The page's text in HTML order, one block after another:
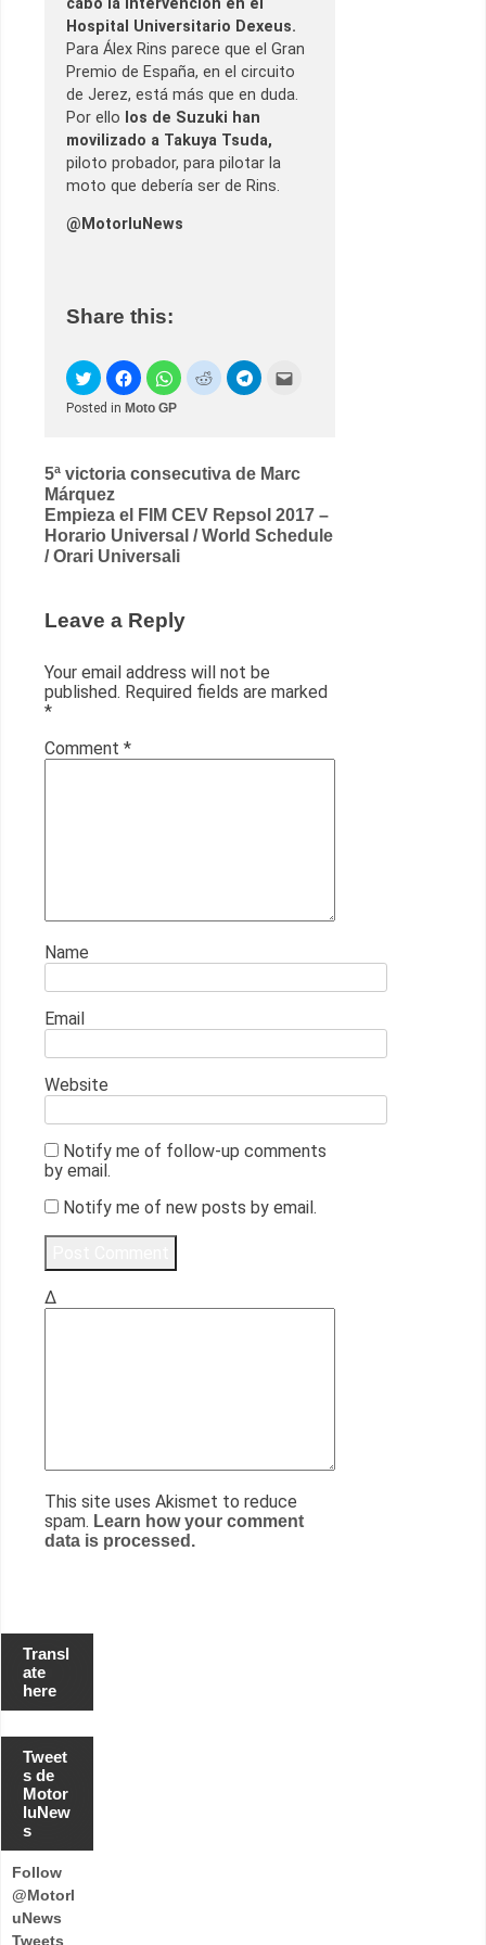
Hospital Universitario Dexeus.
Para Álex Rins parece que el Gran
Premio de España, en el circuito
de Jerez, está más que en duda.
Por ello los de Suzuki han
movilizado a Takuya Tsuda,
piloto probador, para pilotar la
moto que debería ser de Rins.
@MotorluNews
Share this:
Posted in Moto GP
Post
navigation
5ª victoria consecutiva de Marc
Márquez
Empieza el FIM CEV Repsol 2017 –
Horario Universal / World Schedule
/ Orari Universali
Leave a Reply
Your email address will not be
published. Required fields are marked
*
Comment *
Name
Email
Website
Notify me of follow-up comments
by email.
Notify me of new posts by email.
Δ
This site uses Akismet to reduce
spam. Learn how your comment
data is processed.
Transl
ate
here
Tweet
s de
Motor
luNew
s
Follow
@Motorl
uNews
Tweets